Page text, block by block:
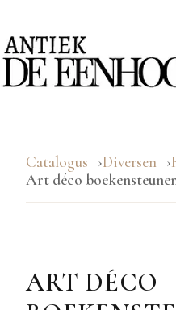
Catalogus Diversen
Art déco
ART DÉCO